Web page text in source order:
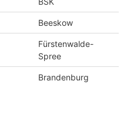
Beeskow
Fürstenwalde-
Spree
Brandenburg